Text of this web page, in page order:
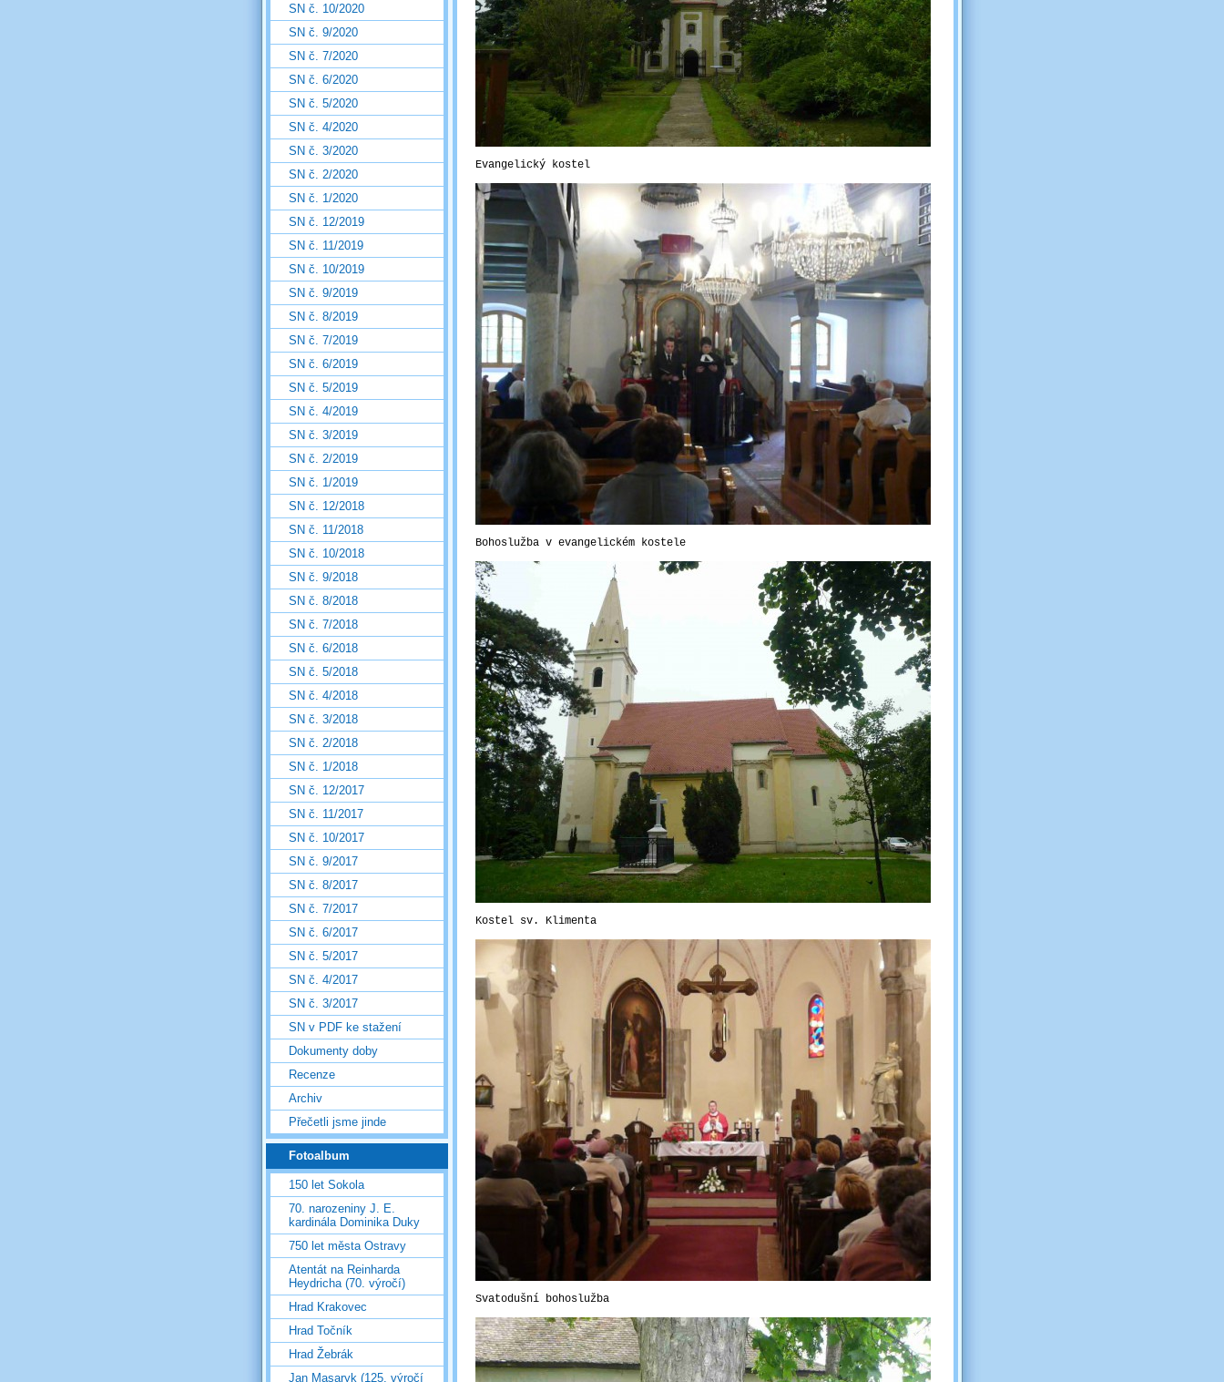
Evangelický kostel
Bohoslužba v evangelickém kostele
Kostel sv. Klimenta
Svatodušní bohoslužba
SN č. 10/2020
SN č. 9/2020
SN č. 7/2020
SN č. 6/2020
SN č. 5/2020
SN č. 4/2020
SN č. 3/2020
SN č. 2/2020
SN č. 1/2020
SN č. 12/2019
SN č. 11/2019
SN č. 10/2019
SN č. 9/2019
SN č. 8/2019
SN č. 7/2019
SN č. 6/2019
SN č. 5/2019
SN č. 4/2019
SN č. 3/2019
SN č. 2/2019
SN č. 1/2019
SN č. 12/2018
SN č. 11/2018
SN č. 10/2018
SN č. 9/2018
SN č. 8/2018
SN č. 7/2018
SN č. 6/2018
SN č. 5/2018
SN č. 4/2018
SN č. 3/2018
SN č. 2/2018
SN č. 1/2018
SN č. 12/2017
SN č. 11/2017
SN č. 10/2017
SN č. 9/2017
SN č. 8/2017
SN č. 7/2017
SN č. 6/2017
SN č. 5/2017
SN č. 4/2017
SN č. 3/2017
SN v PDF ke stažení
Dokumenty doby
Recenze
Archiv
Přečetli jsme jinde
Fotoalbum
150 let Sokola
70. narozeniny J. E.
kardinála Dominika Duky
750 let města Ostravy
Atentát na Reinharda
Heydricha (70. výročí)
Hrad Krakovec
Hrad Točník
Hrad Žebrák
Jan Masaryk (125. výročí